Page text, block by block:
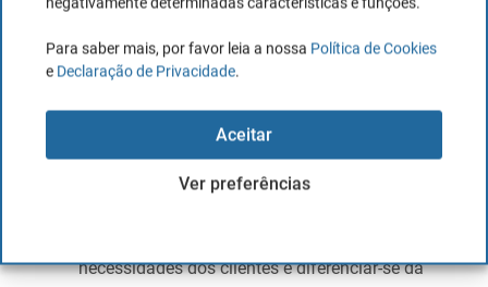
Para saber mais, por favor leia a nossa Política de Cookies
e Declaração de Privacidade.
Aceitar
Ver preferências
Melhoria da experiência do cliente
Atendimento ao cliente de qualidade:Investir em
melhorias do atendimento ao cliente para
aumentar a satisfação e lealdade dos clientes, o
que pode levar a maiores vendas e margens de
necessidades dos clientes e diferenciar-se da